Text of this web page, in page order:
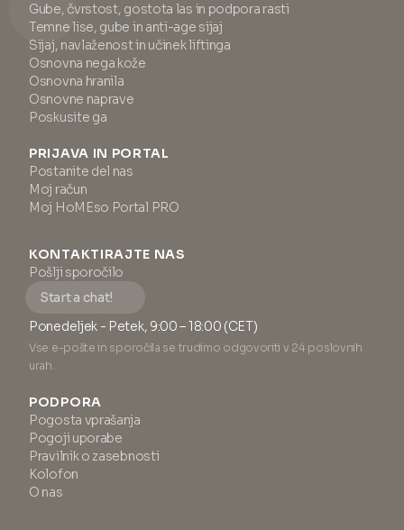
Gube, čvrstost, gostota las in podpora rasti
Temne lise, gube in anti-age sijaj
Sijaj, navlaženost in učinek liftinga
Osnovna nega kože
Osnovna hranila
Osnovne naprave
Poskusite ga
PRIJAVA IN PORTAL
Postanite del nas
Moj račun
Moj HoMEso Portal PRO
KONTAKTIRAJTE NAS
Pošlji sporočilo
Start a chat!
Ponedeljek - Petek, 9:00 – 18:00 (CET)
Vse e-pošte in sporočila se trudimo odgovoriti v 24 poslovnih
urah.
PODPORA
Pogosta vprašanja
Pogoji uporabe
Pravilnik o zasebnosti
Kolofon
O nas